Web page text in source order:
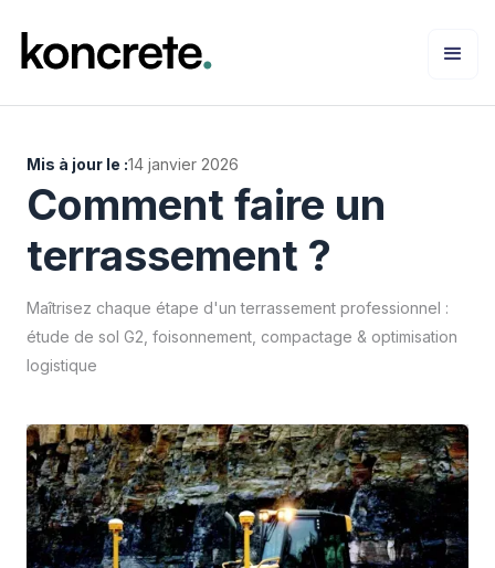
Mis à jour le :14 janvier 2026
Comment faire un
terrassement ?
Maîtrisez chaque étape d'un terrassement professionnel :
étude de sol G2, foisonnement, compactage & optimisation
logistique